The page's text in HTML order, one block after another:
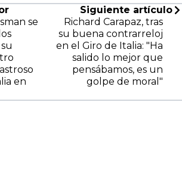
se
en
Siguiente artículo
Richard Carapaz, tras
su buena contrarreloj
en el Giro de Italia: "Ha
salido lo mejor que
pensábamos, es un
golpe de moral"